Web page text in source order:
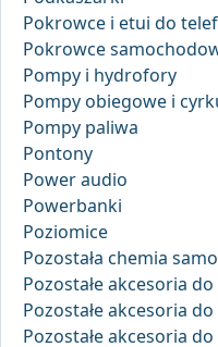
Pokrowce i etui do
Pokrowce
Pompy i hydrofory
Pompy obiegowe i
Pompy paliwa
Pontony
Power audio
Powerbanki
Poziomice
Pozostała chemia
Pozostałe akcesoria
Pozostałe akcesoria
Pozostałe akcesoria